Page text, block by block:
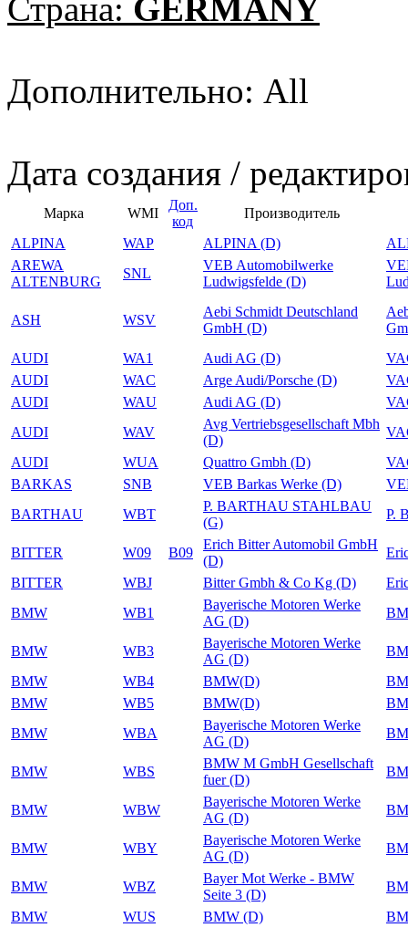
Страна: GERMANY
Дополнительно: All
Дата создания /
Марка WMI
Доп.
код
Производитель
ALPINA
WAP ALPINA (D)
AREWA
ALTENBURG
SNL
VEB Automobilwerke
Ludwigsfelde (D)
ASH WSV
Aebi Schmidt Deutschland
GmbH (D)
AUDI
WA1 Audi AG (D)
AUDI
WAC Arge Audi/Porsche (D)
AUDI
WAU Audi AG (D)
AUDI
WAV
Avg Vertriebsgesellschaft Mbh
(D)
AUDI
WUA Quattro Gmbh (D)
BARKAS
SNB VEB Barkas Werke (D)
BARTHAU
WBT
P. BARTHAU STAHLBAU
(G)
P.
BITTER W09 B09
Erich Bitter Automobil GmbH
(D)
BITTER
WBJ Bitter Gmbh & Co Kg (D)
BMW
WB1
Bayerische Motoren Werke
AG (D)
BMW WB3
Bayerische Motoren Werke
AG (D)
BMW
WB4 BMW(D)
BMW
WB5 BMW(D)
BMW
WBA
Bayerische Motoren Werke
AG (D)
BMW WBS
BMW M GmbH Gesellschaft
fuer (D)
BMW WBW
Bayerische Motoren Werke
AG (D)
BMW WBY
Bayerische Motoren Werke
AG (D)
BMW WBZ
Bayer Mot Werke - BMW
Seite 3 (D)
BMW
WUS BMW (D)